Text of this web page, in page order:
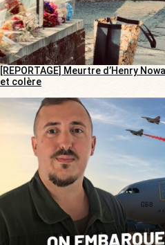
[REPORTAGE] Meurtre d’Henry
et colère